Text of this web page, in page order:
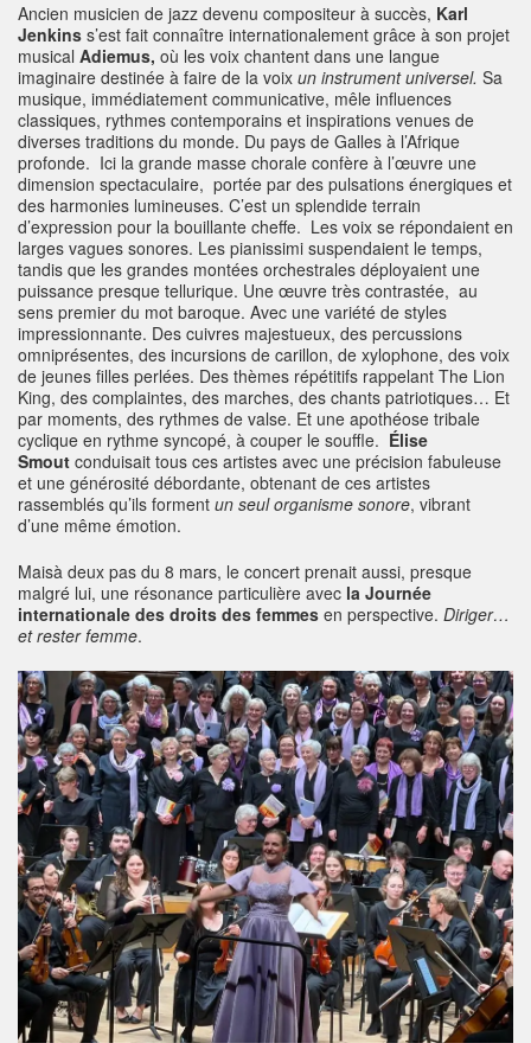
Ancien musicien de jazz devenu compositeur à succès, Karl
Jenkins s’est fait connaître internationalement grâce à son projet
musical Adiemus, où les voix chantent dans une langue
imaginaire destinée à faire de la voix un instrument universel. Sa
musique, immédiatement communicative, mêle influences
classiques, rythmes contemporains et inspirations venues de
diverses traditions du monde. Du pays de Galles à l’Afrique
profonde. Ici la grande masse chorale confère à l’œuvre une
dimension spectaculaire, portée par des pulsations énergiques et
des harmonies lumineuses. C’est un splendide terrain
d’expression pour la bouillante cheffe. Les voix se répondaient en
larges vagues sonores. Les pianissimi suspendaient le temps,
tandis que les grandes montées orchestrales déployaient une
puissance presque tellurique. Une œuvre très contrastée, au
sens premier du mot baroque. Avec une variété de styles
impressionnante. Des cuivres majestueux, des percussions
omniprésentes, des incursions de carillon, de xylophone, des voix
de jeunes filles perlées. Des thèmes répétitifs rappelant The Lion
King, des complaintes, des marches, des chants patriotiques… Et
par moments, des rythmes de valse. Et une apothéose tribale
cyclique en rythme syncopé, à couper le souffle. Élise
Smout conduisait tous ces artistes avec une précision fabuleuse
et une générosité débordante, obtenant de ces artistes
rassemblés qu’ils forment un seul organisme sonore, vibrant
d’une même émotion.
Maisà deux pas du 8 mars, le concert prenait aussi, presque
malgré lui, une résonance particulière avec la Journée
internationale des droits des femmes en perspective. Diriger…
et rester femme.